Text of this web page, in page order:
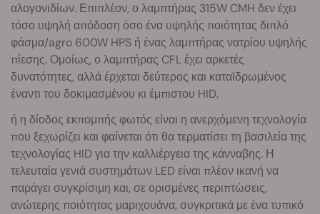
αλογονιδίων. Επιπλέον, ο λαμπτήρας 315W CMH δεν έχει
τόσο υψηλή απόδοση όσο ένα υψηλής ποιότητας διπλό
φάσμα/agro 600W HPS ή ένας λαμπτήρας νατρίου υψηλής
πίεσης. Ομοίως, ο λαμπτήρας CFL έχει αρκετές
δυνατότητες, αλλά έρχεται δεύτερος και καταϊδρωμένος
έναντι του δοκιμασμένου κι έμπιστου HID.
ή η δίοδος εκπομπής φωτός είναι η ανερχόμενη τεχνολογία
που ξεχωρίζει και φαίνεται ότι θα τερματίσει τη βασιλεία της
τεχνολογίας HID για την καλλιέργεια της κάνναβης. Η
τελευταία γενιά συστημάτων LED είναι πλέον ικανή να
παράγει συγκρίσιμη και, σε ορισμένες περιπτώσεις,
ανώτερης ποιότητας μαριχουάνα, συγκριτικά με ένα τυπικό